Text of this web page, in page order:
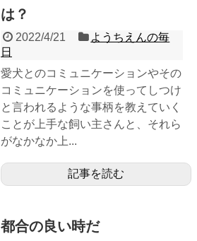
は？
2022/4/21
ようちえんの毎
日
愛犬とのコミュニケーションやその
コミュニケーションを使ってしつけ
と言われるような事柄を教えていく
ことが上手な飼い主さんと、それら
がなかなか上...
記事を読む
都合の良い時だ